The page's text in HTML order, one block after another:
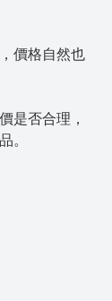
價格自然也
是否合理，
。